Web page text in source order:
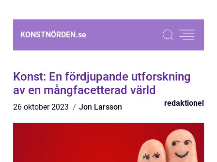
KONSTNÖRDEN.se
Konst: En fördjupande utforskning
av en mångfacetterad värld
26 oktober 2023 Jon Larsson redaktionel